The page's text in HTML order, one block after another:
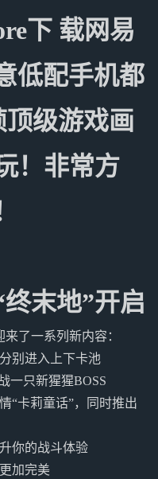
下 载网易
低配手机都
顶级游戏画
！非常方
末地”开启
了一系列新内容：
别进入上下卡池
一只新猩猩BOSS
“卡莉童话”，同时推出
你的战斗体验
加完美